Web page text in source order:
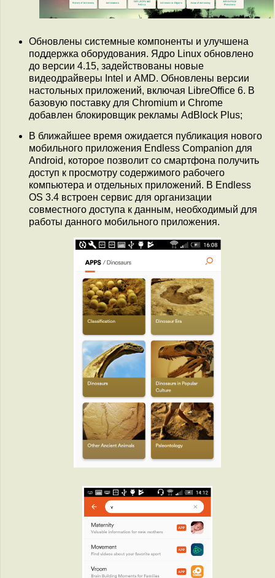
Обновлены системные компоненты и улучшена
поддержка оборудования. Ядро Linux обновлено
до версии 4.15, задействованы новые
видеодрайверы Intel и AMD. Обновлены версии
настольных приложений, включая LibreOffice 6. В
базовую поставку для Chromium и Chrome
добавлен блокировщик рекламы AdBlock Plus;
В ближайшее время ожидается публикация нового
мобильного приложения Endless Companion для
Android, которое позволит со смартфона получить
доступ к просмотру содержимого рабочего
компьютера и отдельных приложений. В Endless
OS 3.4 встроен сервис для организации
совместного доступа к данным, необходимый для
работы данного мобильного приложения.